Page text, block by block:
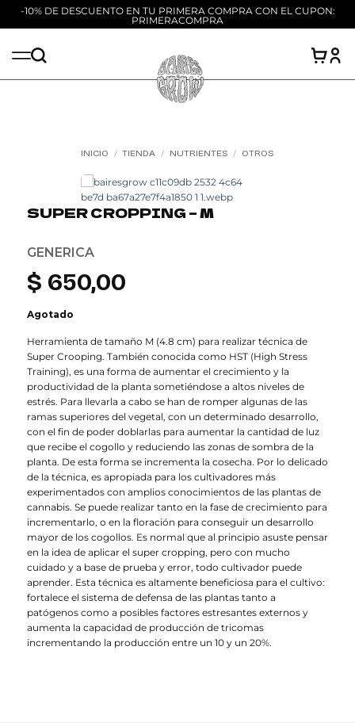
-10% DE DESCUENTO EN TU PRIMERA COMPRA CON EL CUPON:
PRIMERACOMPRA
contenido
INICIO / TIENDA / NUTRIENTES / OTROS
Add to
SUPER CROPPING – M
GENERICA
$ 650,00
Agotado
Herramienta de tamaño M (4.8 cm) para realizar técnica de
Super Crooping. También conocida como HST (High Stress
Training), es una forma de aumentar el crecimiento y la
productividad de la planta sometiéndose a altos niveles de
estrés. Para llevarla a cabo se han de romper algunas de las
ramas superiores del vegetal, con un determinado desarrollo,
con el fin de poder doblarlas para aumentar la cantidad de luz
que recibe el cogollo y reduciendo las zonas de sombra de la
planta. De esta forma se incrementa la cosecha. Por lo delicado
de la técnica, es apropiada para los cultivadores más
experimentados con amplios conocimientos de las plantas de
cannabis. Se puede realizar tanto en la fase de crecimiento para
incrementarlo, o en la floración para conseguir un desarrollo
mayor de los cogollos. Es normal que al principio asuste pensar
en la idea de aplicar el super cropping, pero con mucho
cuidado y a base de prueba y error, todo cultivador puede
aprender. Esta técnica es altamente beneficiosa para el cultivo:
fortalece el sistema de defensa de las plantas tanto a
patógenos como a posibles factores estresantes externos y
aumenta la capacidad de producción de tricomas
incrementando la producción entre un 10 y un 20%.